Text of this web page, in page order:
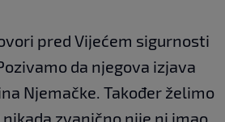
pred Vijećem sigurnosti
da njegova izjava
Njemačke. Također želimo
zvanično nije ni imao,